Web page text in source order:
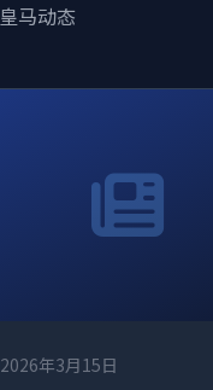
马动态
2026年3月15日